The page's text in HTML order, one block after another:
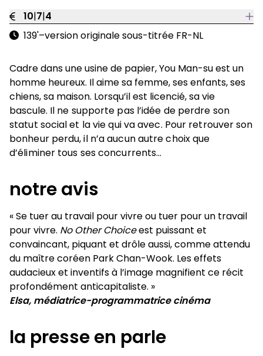
10|7|4
139'–version originale sous-titrée FR-NL
Cadre dans une usine de papier, You Man-su est un
homme heureux. Il aime sa femme, ses enfants, ses
chiens, sa maison. Lorsqu’il est licencié, sa vie
bascule. Il ne supporte pas l’idée de perdre son
statut social et la vie qui va avec. Pour retrouver son
bonheur perdu, il n’a aucun autre choix que
d’éliminer tous ses concurrents…
notre avis
« Se tuer au travail pour vivre ou tuer pour un travail
pour vivre. No Other Choiceest puissant et
convaincant, piquant et drôle aussi, comme attendu
du maître coréen Park Chan-Wook. Les effets
audacieux et inventifs à l’image magnifient ce récit
profondément anticapitaliste. »
Elsa, médiatrice-programmatrice cinéma
la presse en parle